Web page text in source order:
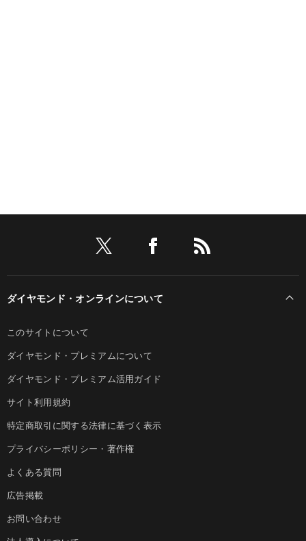
ダイヤモンド・オンラインについて
このサイトについて
ダイヤモンド・プレミアムについて
ダイヤモンド・プレミアム活用ガイド
サイト利用規約
特定商取引に関する法律に基づく表示
プライバシーポリシー・著作権
よくある質問
広告掲載
お問い合わせ